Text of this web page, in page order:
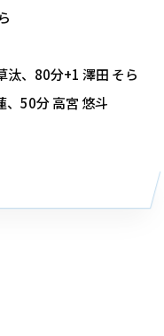
汰、80分+1 澤田 そら
、50分 高宮 悠斗